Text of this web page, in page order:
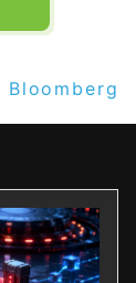
Bloomberg